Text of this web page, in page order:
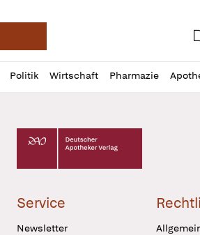
Deutsche Apotheker
Politik Wirtschaft Pharmazie
Profil
öffnen
Daz
Pur
Deutscher Apotheker Verlag Logo
Service
Newsletter